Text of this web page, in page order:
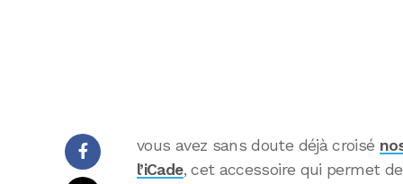
vous avez sans doute déjà croisé
l’iCade, cet accessoire qui permet